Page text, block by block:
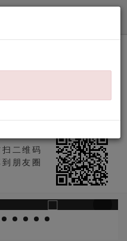
动化基础，到数
精通面试沟通之
二维码
朋友圈